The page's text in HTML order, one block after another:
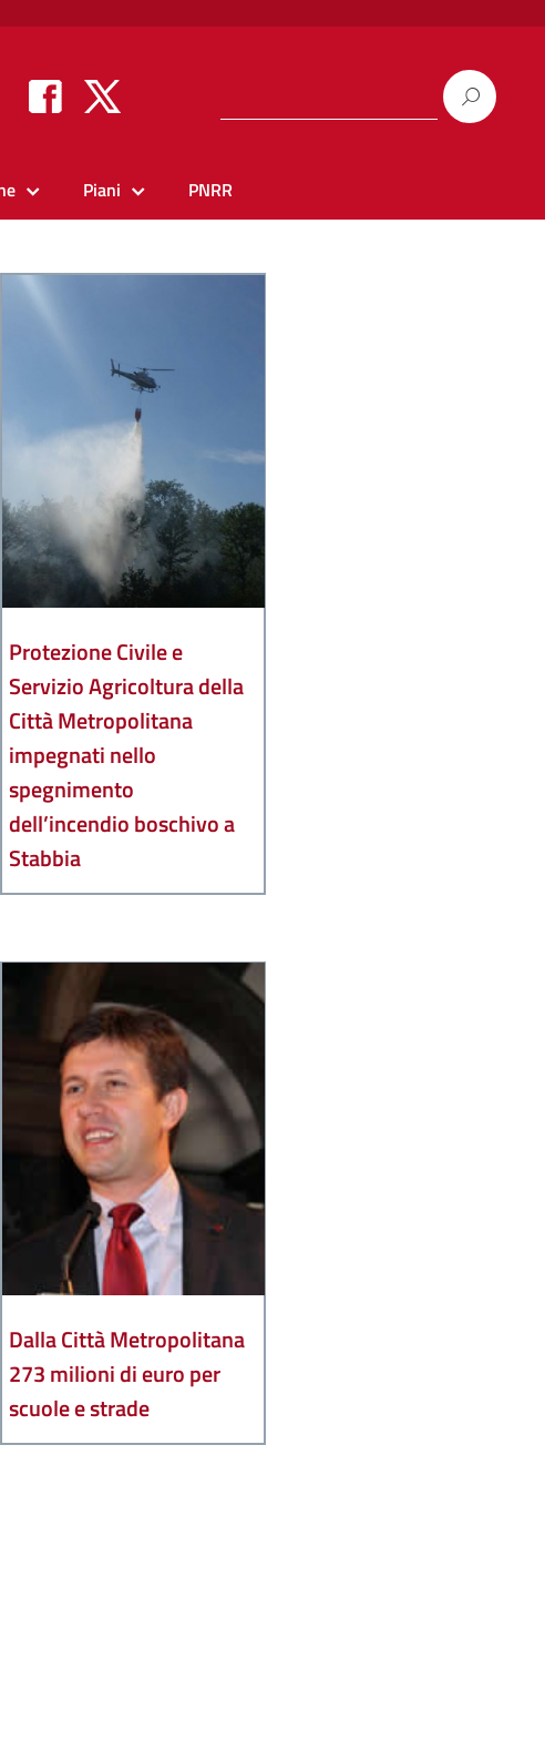
Piani PNRR
Protezione Civile e
Servizio Agricoltura della
Città Metropolitana
impegnati nello
spegnimento
dell’incendio boschivo a
Stabbia
Dalla Città Metropolitana
273 milioni di euro per
scuole e strade